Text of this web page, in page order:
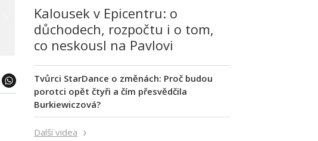
Kalousek v Epicentru: o
důchodech, rozpočtu i o tom,
co neskousl na Pavlovi
Tvůrci StarDance o změnách: Proč budou
porotci opět čtyři a čím přesvědčila
Burkiewiczová?
Další videa